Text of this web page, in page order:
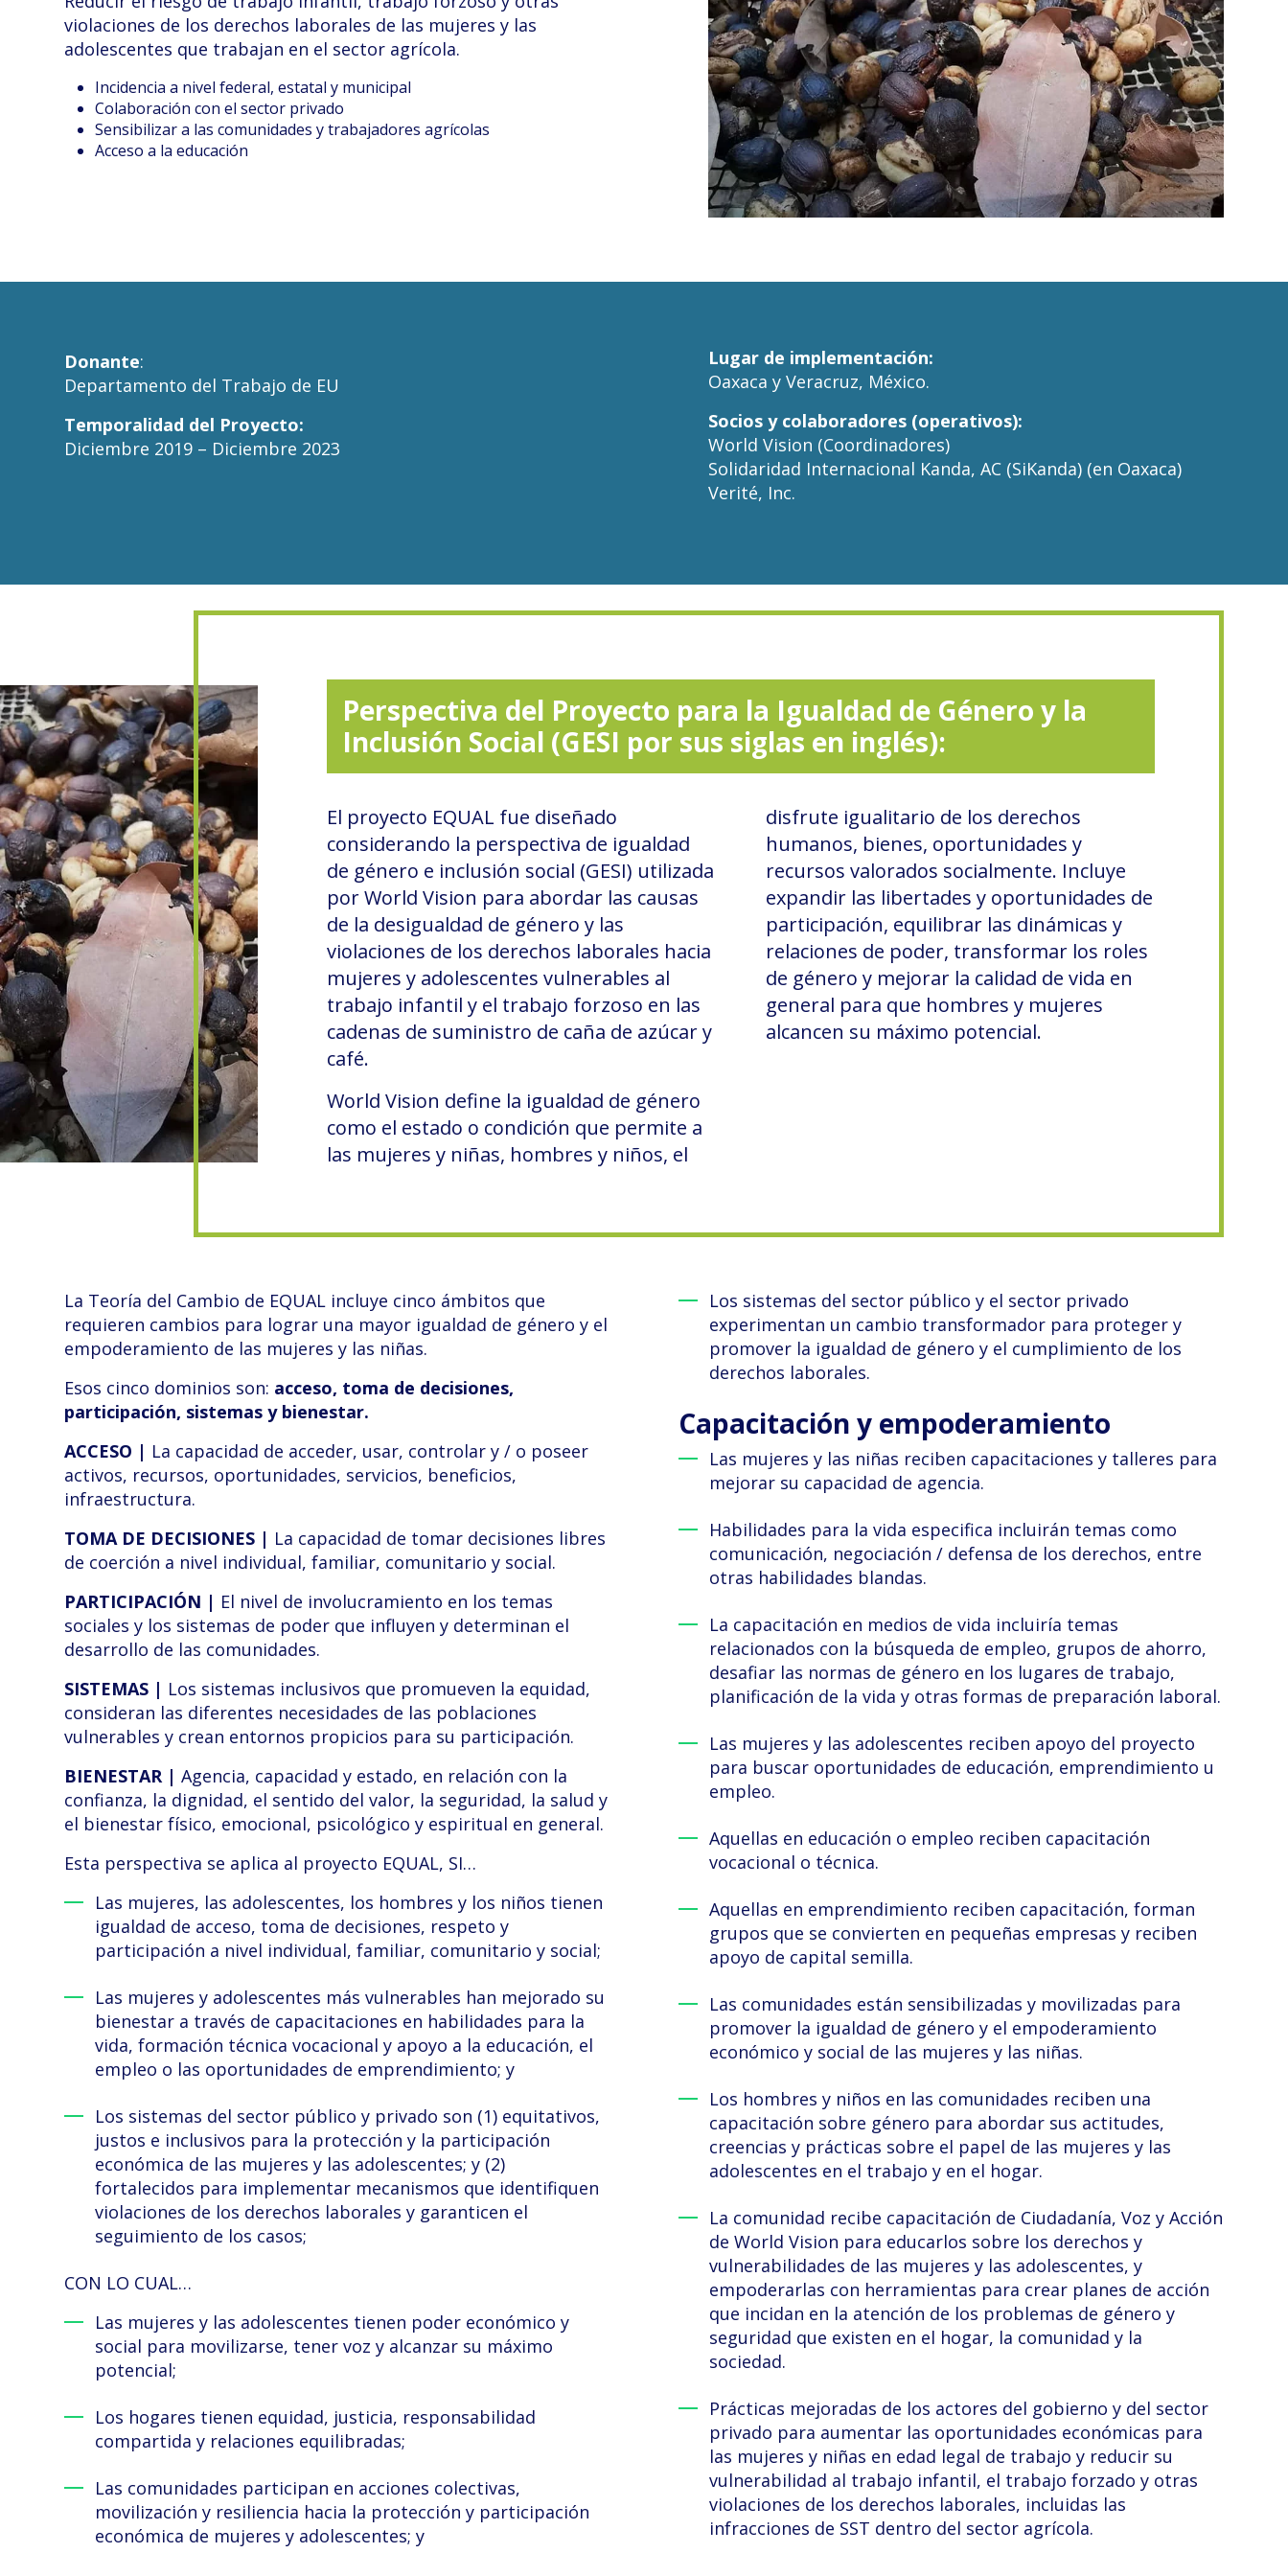
violaciones de los derechos laborales de las mujeres y las
adolescentes que trabajan en el sector agrícola.
Incidencia a nivel federal, estatal y municipal
Colaboración con el sector privado
Sensibilizar a las comunidades y trabajadores agrícolas
Acceso a la educación
Donante:
Departamento del Trabajo de EU
Temporalidad del Proyecto:
Diciembre 2019 – Diciembre 2023
Lugar de implementación:
Oaxaca y Veracruz, México.
Socios y colaboradores (operativos):
World Vision (Coordinadores)
Solidaridad Internacional Kanda, AC (SiKanda) (en Oaxaca)
Verité, Inc.
Perspectiva del Proyecto para la Igualdad de Género y la
Inclusión Social (GESI por sus siglas en inglés):
El proyecto EQUAL fue diseñado
considerando la perspectiva de igualdad
de género e inclusión social (GESI) utilizada
por World Vision para abordar las causas
de la desigualdad de género y las
violaciones de los derechos laborales hacia
mujeres y adolescentes vulnerables al
trabajo infantil y el trabajo forzoso en las
cadenas de suministro de caña de azúcar y
café.
World Vision define la igualdad de género
como el estado o condición que permite a
las mujeres y niñas, hombres y niños, el
disfrute igualitario de los derechos
humanos, bienes, oportunidades y
recursos valorados socialmente. Incluye
expandir las libertades y oportunidades de
participación, equilibrar las dinámicas y
relaciones de poder, transformar los roles
de género y mejorar la calidad de vida en
general para que hombres y mujeres
alcancen su máximo potencial.
La Teoría del Cambio de EQUAL incluye cinco ámbitos que
requieren cambios para lograr una mayor igualdad de género y el
empoderamiento de las mujeres y las niñas.
Esos cinco dominios son: acceso, toma de decisiones,
participación, sistemas y bienestar.
ACCESO | La capacidad de acceder, usar, controlar y / o poseer
activos, recursos, oportunidades, servicios, beneficios,
infraestructura.
TOMA DE DECISIONES | La capacidad de tomar decisiones libres
de coerción a nivel individual, familiar, comunitario y social.
PARTICIPACIÓN | El nivel de involucramiento en los temas
sociales y los sistemas de poder que influyen y determinan el
desarrollo de las comunidades.
SISTEMAS | Los sistemas inclusivos que promueven la equidad,
consideran las diferentes necesidades de las poblaciones
vulnerables y crean entornos propicios para su participación.
BIENESTAR | Agencia, capacidad y estado, en relación con la
confianza, la dignidad, el sentido del valor, la seguridad, la salud y
el bienestar físico, emocional, psicológico y espiritual en general.
Esta perspectiva se aplica al proyecto EQUAL, SI…
Las mujeres, las adolescentes, los hombres y los niños tienen
igualdad de acceso, toma de decisiones, respeto y
participación a nivel individual, familiar, comunitario y social;
Las mujeres y adolescentes más vulnerables han mejorado su
bienestar a través de capacitaciones en habilidades para la
vida, formación técnica vocacional y apoyo a la educación, el
empleo o las oportunidades de emprendimiento; y
Los sistemas del sector público y privado son (1) equitativos,
justos e inclusivos para la protección y la participación
económica de las mujeres y las adolescentes; y (2)
fortalecidos para implementar mecanismos que identifiquen
violaciones de los derechos laborales y garanticen el
seguimiento de los casos;
CON LO CUAL…
Las mujeres y las adolescentes tienen poder económico y
social para movilizarse, tener voz y alcanzar su máximo
potencial;
Los hogares tienen equidad, justicia, responsabilidad
compartida y relaciones equilibradas;
Las comunidades participan en acciones colectivas,
movilización y resiliencia hacia la protección y participación
económica de mujeres y adolescentes; y
Los sistemas del sector público y el sector privado
experimentan un cambio transformador para proteger y
promover la igualdad de género y el cumplimiento de los
derechos laborales.
Capacitación y empoderamiento
Las mujeres y las niñas reciben capacitaciones y talleres para
mejorar su capacidad de agencia.
Habilidades para la vida especifica incluirán temas como
comunicación, negociación / defensa de los derechos, entre
otras habilidades blandas.
La capacitación en medios de vida incluiría temas
relacionados con la búsqueda de empleo, grupos de ahorro,
desafiar las normas de género en los lugares de trabajo,
planificación de la vida y otras formas de preparación laboral.
Las mujeres y las adolescentes reciben apoyo del proyecto
para buscar oportunidades de educación, emprendimiento u
empleo.
Aquellas en educación o empleo reciben capacitación
vocacional o técnica.
Aquellas en emprendimiento reciben capacitación, forman
grupos que se convierten en pequeñas empresas y reciben
apoyo de capital semilla.
Las comunidades están sensibilizadas y movilizadas para
promover la igualdad de género y el empoderamiento
económico y social de las mujeres y las niñas.
Los hombres y niños en las comunidades reciben una
capacitación sobre género para abordar sus actitudes,
creencias y prácticas sobre el papel de las mujeres y las
adolescentes en el trabajo y en el hogar.
La comunidad recibe capacitación de Ciudadanía, Voz y Acción
de World Vision para educarlos sobre los derechos y
vulnerabilidades de las mujeres y las adolescentes, y
empoderarlas con herramientas para crear planes de acción
que incidan en la atención de los problemas de género y
seguridad que existen en el hogar, la comunidad y la
sociedad.
Prácticas mejoradas de los actores del gobierno y del sector
privado para aumentar las oportunidades económicas para
las mujeres y niñas en edad legal de trabajo y reducir su
vulnerabilidad al trabajo infantil, el trabajo forzado y otras
violaciones de los derechos laborales, incluidas las
infracciones de SST dentro del sector agrícola.